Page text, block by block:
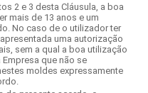
2 e 3 desta Cláusula, a boa
mais de 13 anos e um
No caso de o utilizador ter
uma autorização
sem a qual a boa utilização
que não se
moldes expressamente